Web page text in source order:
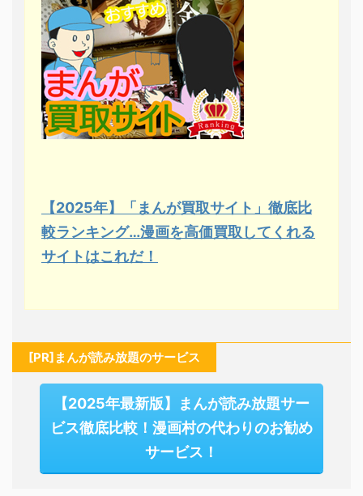
【2025年】「まんが買取サイト」徹底比
較ランキング…漫画を高価買取してくれる
サイトはこれだ！
[PR]まんが読み放題のサービス
【2025年最新版】まんが読み放題サー
ビス徹底比較！漫画村の代わりのお勧め
サービス！